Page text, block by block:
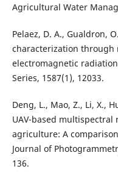
Agricultural Water
Pelaez, D. A., Gualdron,
characterization through
electromagnetic
Series, 1587(1), 12033.
Deng, L., Mao, Z., Li, X.,
UAV-based
agriculture: A
Journal of
136.